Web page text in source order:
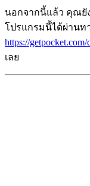
นอกจากนี้แล้ว คุณยั
โปรแกรมนี้ได้ผ่านทา
https://
เลย